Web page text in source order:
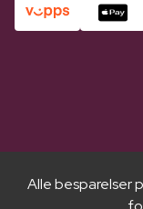
Alle besparelser